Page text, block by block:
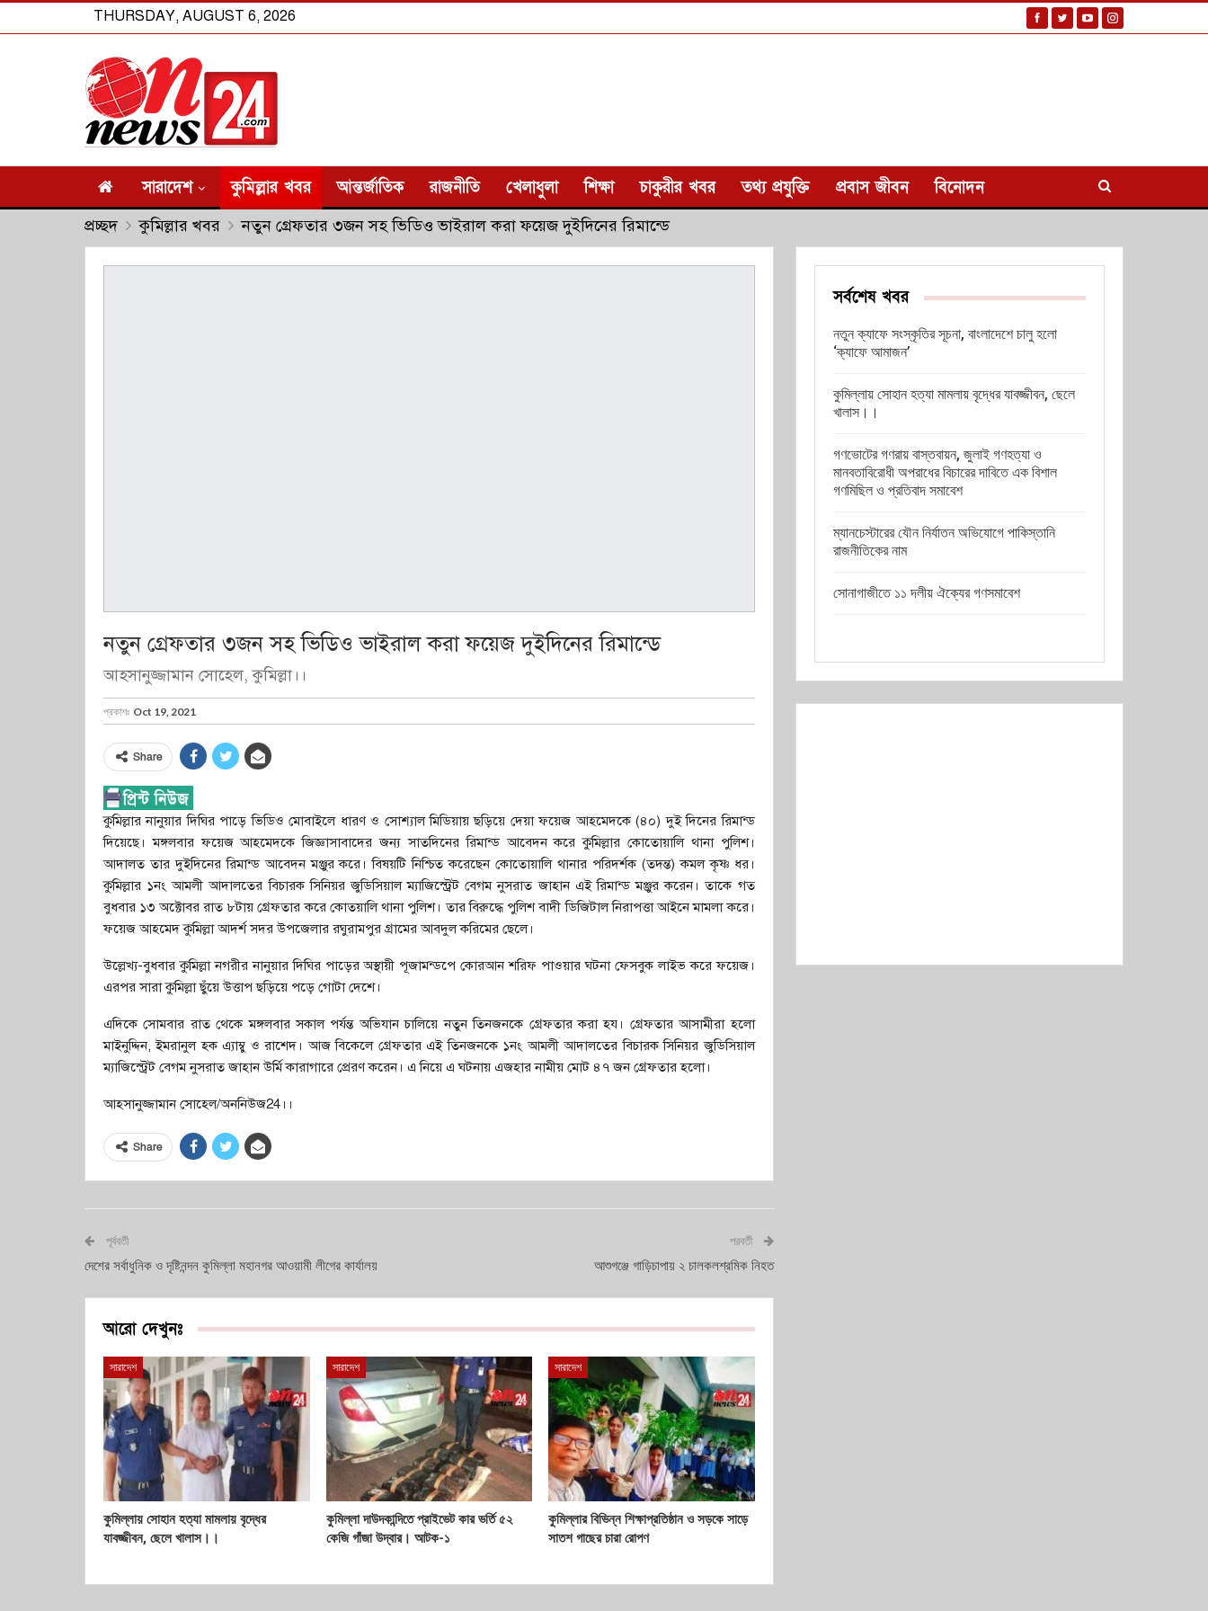
THURSDAY, AUGUST 6, 2026
সারাদেশ কুমিল্লার খবর আন্তর্জাতিক রাজনীতি খেলাধুলা শিক্ষা চাকুরীর খবর তথ্য প্রযুক্তি প্রবাস জীবন বিনোদন
প্রচ্ছদ কুমিল্লার খবর নতুন গ্রেফতার ৩জন সহ ভিডিও ভাইরাল করা ফয়েজ দুইদিনের রিমান্ডে
নতুন গ্রেফতার ৩জন সহ ভিডিও ভাইরাল করা ফয়েজ দুইদিনের রিমান্ডে
আহসানুজ্জামান সোহেল, কুমিল্লা।।
প্রকাশঃ Oct 19, 2021
Share
কুমিল্লার নানুয়ার দিঘির পাড়ে ভিডিও মোবাইলে ধারণ ও সোশ্যাল মিডিয়ায় ছড়িয়ে দেয়া ফয়েজ আহমেদকে (৪০) দুই দিনের রিমান্ড
দিয়েছে। মঙ্গলবার ফয়েজ আহমেদকে জিজ্ঞাসাবাদের জন্য সাতদিনের রিমান্ড আবেদন করে কুমিল্লার কোতোয়ালি থানা পুলিশ।
আদালত তার দুইদিনের রিমান্ড আবেদন মঞ্জুর করে। বিষয়টি নিশ্চিত করেছেন কোতোয়ালি থানার পরিদর্শক (তদন্ত) কমল কৃষ্ণ ধর।
কুমিল্লার ১নং আমলী আদালতের বিচারক সিনিয়র জুডিসিয়াল ম্যাজিস্ট্রেট বেগম নুসরাত জাহান এই রিমান্ড মঞ্জুর করেন। তাকে গত
বুধবার ১৩ অক্টোবর রাত ৮টায় গ্রেফতার করে কোতয়ালি থানা পুলিশ। তার বিরুদ্ধে পুলিশ বাদী ডিজিটাল নিরাপত্তা আইনে মামলা করে।
ফয়েজ আহমেদ কুমিল্লা আদর্শ সদর উপজেলার রঘুরামপুর গ্রামের আবদুল করিমের ছেলে।
উল্লেখ্য-বুধবার কুমিল্লা নগরীর নানুয়ার দিঘির পাড়ের অস্থায়ী পূজামন্ডপে কোরআন শরিফ পাওয়ার ঘটনা ফেসবুক লাইভ করে ফয়েজ।
এরপর সারা কুমিল্লা ছুঁয়ে উত্তাপ ছড়িয়ে পড়ে গোটা দেশে।
এদিকে সোমবার রাত থেকে মঙ্গলবার সকাল পর্যন্ত অভিযান চালিয়ে নতুন তিনজনকে গ্রেফতার করা হয। গ্রেফতার আসামীরা হলো
মাইনুদ্দিন, ইমরানুল হক এ্যাম্বু ও রাশেদ। আজ বিকেলে গ্রেফতার এই তিনজনকে ১নং আমলী আদালতের বিচারক সিনিয়র জুডিসিয়াল
ম্যাজিস্ট্রেট বেগম নুসরাত জাহান উর্মি কারাগারে প্রেরণ করেন। এ নিয়ে এ ঘটনায় এজহার নামীয় মোট ৪৭ জন গ্রেফতার হলো।
আহসানুজ্জামান সোহেল/অননিউজ24।।
Share
পূর্ববর্তী
দেশের সর্বাধুনিক ও দৃষ্টিনন্দন কুমিল্লা মহানগর আওয়ামী লীগের কার্যালয়
পরবর্তী
আশুগঞ্জে গাড়িচাপায় ২ চালকলশ্রমিক নিহত
আরো দেখুনঃ
সারাদেশ
কুমিল্লায় সোহান হত্যা মামলায় বৃদ্ধের
যাবজ্জীবন, ছেলে খালাস।।
সারাদেশ
কুমিল্লা দাউদকান্দিতে প্রাইভেট কার ভর্তি ৫২
কেজি গাঁজা উদ্বার। আটক-১
সারাদেশ
কুমিল্লার বিভিন্ন শিক্ষাপ্রতিষ্ঠান ও সড়কে সাড়ে
সাতশ গাছের চারা রোপণ
সর্বশেষ খবর
নতুন ক্যাফে সংস্কৃতির সূচনা, বাংলাদেশে চালু হলো
‘ক্যাফে আমাজন’
কুমিল্লায় সোহান হত্যা মামলায় বৃদ্ধের যাবজ্জীবন, ছেলে
খালাস।।
গণভোটের গণরায় বাস্তবায়ন, জুলাই গণহত্যা ও
মানবতাবিরোধী অপরাধের বিচারের দাবিতে এক বিশাল
গণমিছিল ও প্রতিবাদ সমাবেশ
ম্যানচেস্টারের যৌন নির্যাতন অভিযোগে পাকিস্তানি
রাজনীতিকের নাম
সোনাগাজীতে ১১ দলীয় ঐক্যের গণসমাবেশ